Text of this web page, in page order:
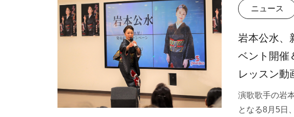
ニュース
岩本公水、
ベント開
レッスン動
演歌歌手の岩
となる8月5日